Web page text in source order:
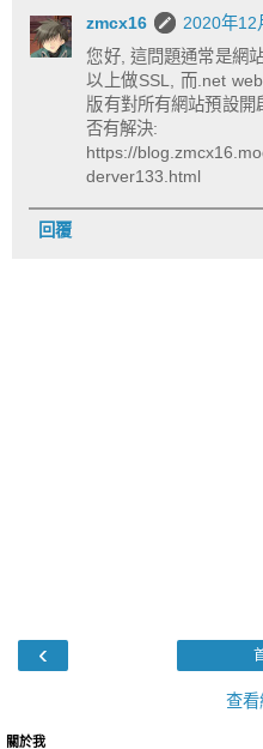
zmcx16
2020年12
您好, 這問題通常是網
以上做SSL, 而.net
版有對所有網站預設
否有解決:
https://
derver133.html
回覆
‹
查看
關於我